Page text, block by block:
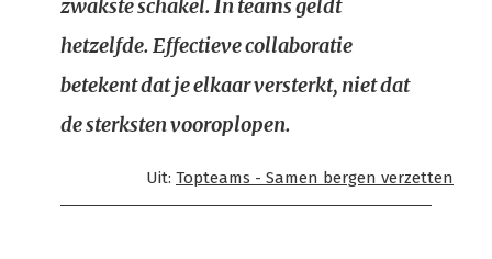
zwakste schakel. In teams geldt
hetzelfde. Effectieve collaboratie
betekent dat je elkaar versterkt, niet dat
de sterksten vooroplopen.
Uit: Topteams - Samen bergen verzetten